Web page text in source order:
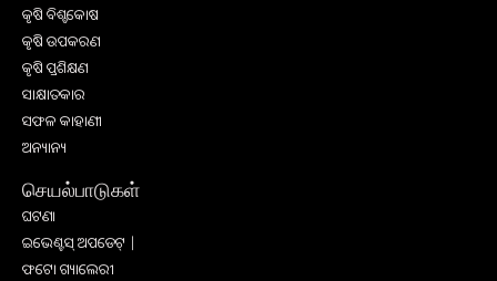
କୃଷି ବିଶ୍ବକୋଷ
କୃଷି ଉପକରଣ
କୃଷି ପ୍ରଶିକ୍ଷଣ
ସାକ୍ଷାତକାର
ସଫଳ କାହାଣୀ
ଅନ୍ୟାନ୍ୟ
செயல்பாடுகள்
ଘଟଣା
ଇଭେଣ୍ଟସ୍ ଅପଡେଟ୍ |
ଫଟୋ ଗ୍ୟାଲେରୀ